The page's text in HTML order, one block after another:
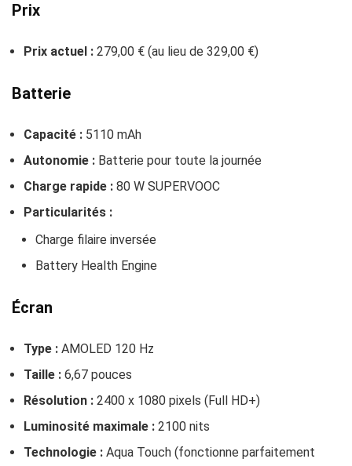
Prix
Prix actuel : 279,00 € (au lieu de 329,00 €)
Batterie
Capacité : 5110 mAh
Autonomie : Batterie pour toute la journée
Charge rapide : 80 W SUPERVOOC
Particularités :
Charge filaire inversée
Battery Health Engine
Écran
Type : AMOLED 120 Hz
Taille : 6,67 pouces
Résolution : 2400 x 1080 pixels (Full HD+)
Luminosité maximale : 2100 nits
Technologie : Aqua Touch (fonctionne parfaitement